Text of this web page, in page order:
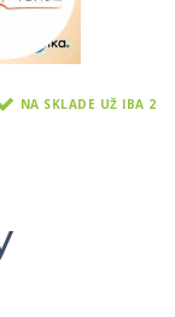
NA SKLADE UŽ IBA 2